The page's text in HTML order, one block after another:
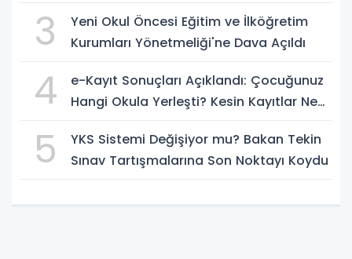
3
Yeni Okul Öncesi Eğitim ve İlköğretim
Kurumları Yönetmeliği'ne Dava Açıldı
4
e-Kayıt Sonuçları Açıklandı: Çocuğunuz
Hangi Okula Yerleşti? Kesin Kayıtlar Ne
5
YKS Sistemi Değişiyor mu? Bakan Tekin
Sınav Tartışmalarına Son Noktayı Koydu